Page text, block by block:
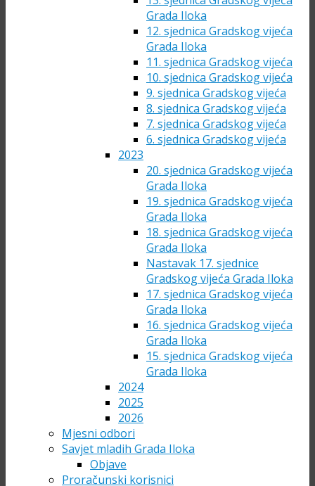
Grada Iloka
12. sjednica Gradskog vijeća
Grada Iloka
11. sjednica Gradskog vijeća
10. sjednica Gradskog vijeća
9. sjednica Gradskog vijeća
8. sjednica Gradskog vijeća
7. sjednica Gradskog vijeća
6. sjednica Gradskog vijeća
2023
20. sjednica Gradskog vijeća
Grada Iloka
19. sjednica Gradskog vijeća
Grada Iloka
18. sjednica Gradskog vijeća
Grada Iloka
Nastavak 17. sjednice
Gradskog vijeća Grada Iloka
17. sjednica Gradskog vijeća
Grada Iloka
16. sjednica Gradskog vijeća
Grada Iloka
15. sjednica Gradskog vijeća
Grada Iloka
2024
2025
2026
Mjesni odbori
Savjet mladih Grada Iloka
Objave
Proračunski korisnici